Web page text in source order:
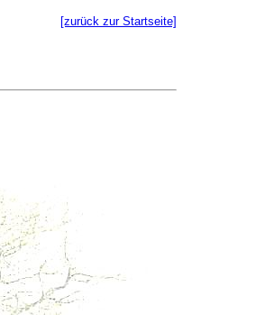
[zurück zur Startseite]